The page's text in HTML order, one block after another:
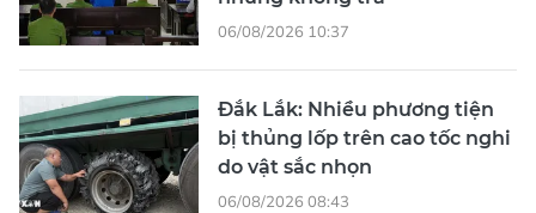
06/08/2026 10:37
Đắk Lắk: Nhiều phương tiện
bị thủng lốp trên cao tốc nghi
do vật sắc nhọn
06/08/2026 08:43